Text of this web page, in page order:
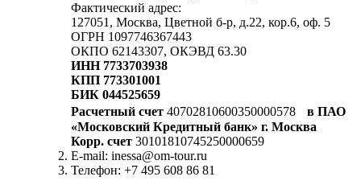
Фактический адрес:
127051, Москва, Цветной б-р, д.22, кор.6, оф. 5
ОГРН 1097746367443
ОКПО 62143307, ОКЭВД 63.30
ИНН 7733703938
КПП 773301001
БИК 044525659
Расчетный счет 40702810600350000578 в ПАО
«Московский Кредитный банк» г. Москва
Корр. счет 30101810745250000659
E-mail: inessa@om-tour.ru
Телефон: +7 495 608 86 81